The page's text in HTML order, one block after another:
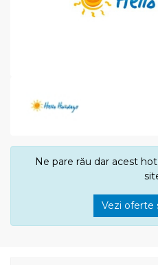
Ne pare rău dar acest
Vezi oferte